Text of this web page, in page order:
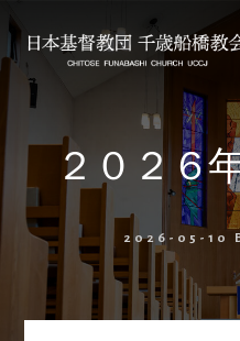
to
content
to
primary
sidebar
２０２６
2026-05-10